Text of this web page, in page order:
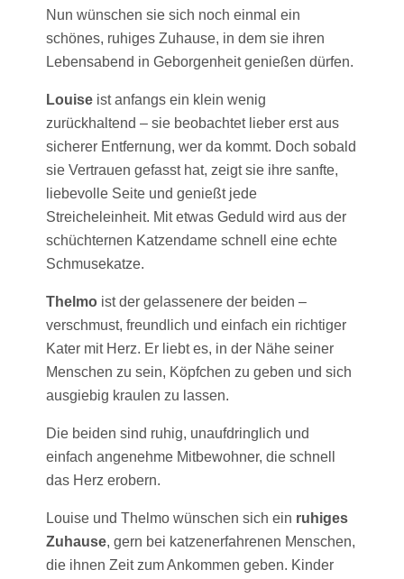
Nun wünschen sie sich noch einmal ein
schönes, ruhiges Zuhause, in dem sie ihren
Lebensabend in Geborgenheit genießen dürfen.
Louise ist anfangs ein klein wenig
zurückhaltend – sie beobachtet lieber erst aus
sicherer Entfernung, wer da kommt. Doch sobald
sie Vertrauen gefasst hat, zeigt sie ihre sanfte,
liebevolle Seite und genießt jede
Streicheleinheit. Mit etwas Geduld wird aus der
schüchternen Katzendame schnell eine echte
Schmusekatze.
Thelmo ist der gelassenere der beiden –
verschmust, freundlich und einfach ein richtiger
Kater mit Herz. Er liebt es, in der Nähe seiner
Menschen zu sein, Köpfchen zu geben und sich
ausgiebig kraulen zu lassen.
Die beiden sind ruhig, unaufdringlich und
einfach angenehme Mitbewohner, die schnell
das Herz erobern.
Louise und Thelmo wünschen sich ein ruhiges
Zuhause, gern bei katzenerfahrenen Menschen,
die ihnen Zeit zum Ankommen geben. Kinder